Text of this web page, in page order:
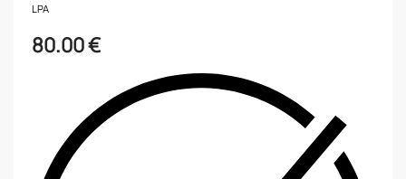
LPA
80.00€